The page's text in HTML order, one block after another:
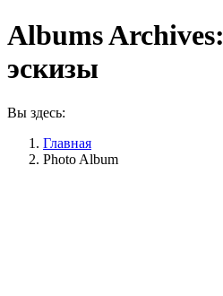
Albums Archives:
эскизы
Вы здесь:
Главная
Photo Album